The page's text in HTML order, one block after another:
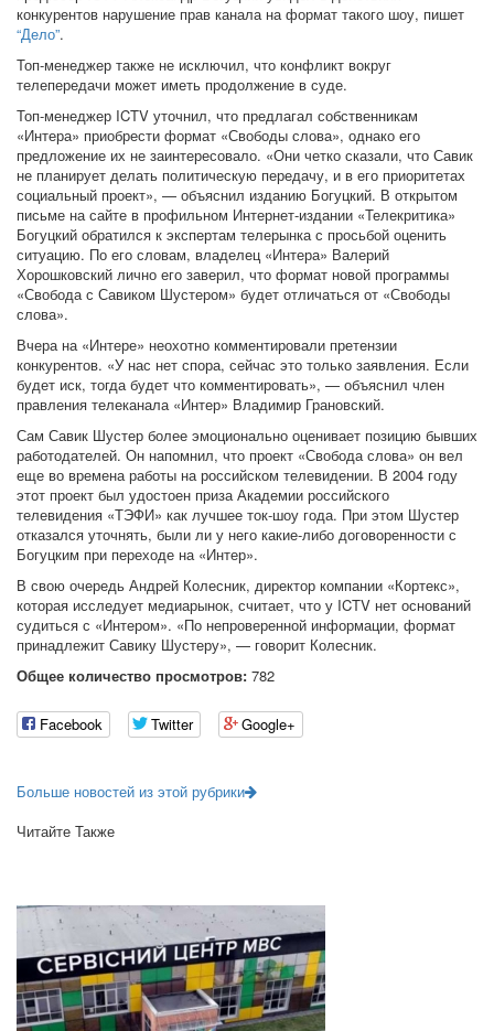
конкурентов нарушение прав канала на формат такого шоу, пишет
“Дело”.
Топ-менеджер также не исключил, что конфликт вокруг
телепередачи может иметь продолжение в суде.
Топ-менеджер ICTV уточнил, что предлагал собственникам
«Интера» приобрести формат «Свободы слова», однако его
предложение их не заинтересовало. «Они четко сказали, что Савик
не планирует делать политическую передачу, и в его приоритетах
социальный проект», — объяснил изданию Богуцкий. В открытом
письме на сайте в профильном Интернет-издании «Телекритика»
Богуцкий обратился к экспертам телерынка с просьбой оценить
ситуацию. По его словам, владелец «Интера» Валерий
Хорошковский лично его заверил, что формат новой программы
«Свобода с Савиком Шустером» будет отличаться от «Свободы
слова».
Вчера на «Интере» неохотно комментировали претензии
конкурентов. «У нас нет спора, сейчас это только заявления. Если
будет иск, тогда будет что комментировать», — объяснил член
правления телеканала «Интер» Владимир Грановский.
Сам Савик Шустер более эмоционально оценивает позицию бывших
работодателей. Он напомнил, что проект «Свобода слова» он вел
еще во времена работы на российском телевидении. В 2004 году
этот проект был удостоен приза Академии российского
телевидения «ТЭФИ» как лучшее ток-шоу года. При этом Шустер
отказался уточнять, были ли у него какие-либо договоренности с
Богуцким при переходе на «Интер».
В свою очередь Андрей Колесник, директор компании «Кортекс»,
которая исследует медиарынок, считает, что у ICTV нет оснований
судиться с «Интером». «По непроверенной информации, формат
принадлежит Савику Шустеру», — говорит Колесник.
Общее количество просмотров: 782
Facebook Twitter Google+
Больше новостей из этой рубрики
Читайте Также